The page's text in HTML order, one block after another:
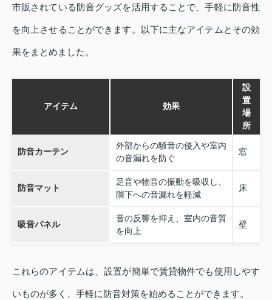
市販されている防音グッズを活用することで、手軽に防音性
を向上させることができます。以下に主なアイテムとその効
果をまとめました。
アイテム 効果
設
置
場
所
防音カーテン
外部からの騒音の侵入や室内
の音漏れを防ぐ
窓
防音マット
足音や物音の振動を吸収し、
階下への音漏れを軽減
床
吸音パネル
音の反響を抑え、室内の音質
を向上
壁
これらのアイテムは、設置が簡単で賃貸物件でも使用しやす
いものが多く、手軽に防音対策を始めることができます。